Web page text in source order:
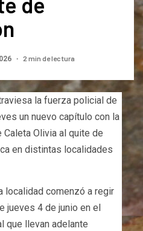
2 min de lectura
la fuerza policial de
un nuevo capítulo con la
Olivia al quite de
en distintas localidades
localidad comenzó a regir
jueves 4 de junio en el
que llevan adelante